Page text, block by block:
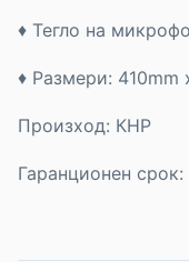
♦ Тегло на
♦ Размери: 410mm
Произход: КНР
Гаранционен